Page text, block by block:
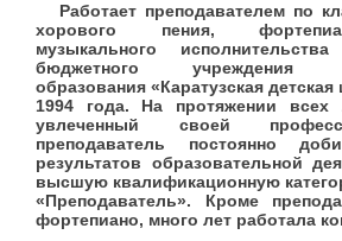
Работает преподавателем по
хорового пения,
музыкального
бюджетного учреждения
образования «Каратузская
1994 года. На протяжении всех
увлеченный своей
преподаватель постоянно
результатов образовательной
высшую квалификационную
«Преподаватель». Кроме
фортепиано, много лет работала